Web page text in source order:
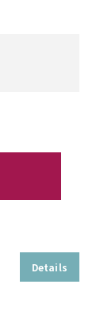
Details